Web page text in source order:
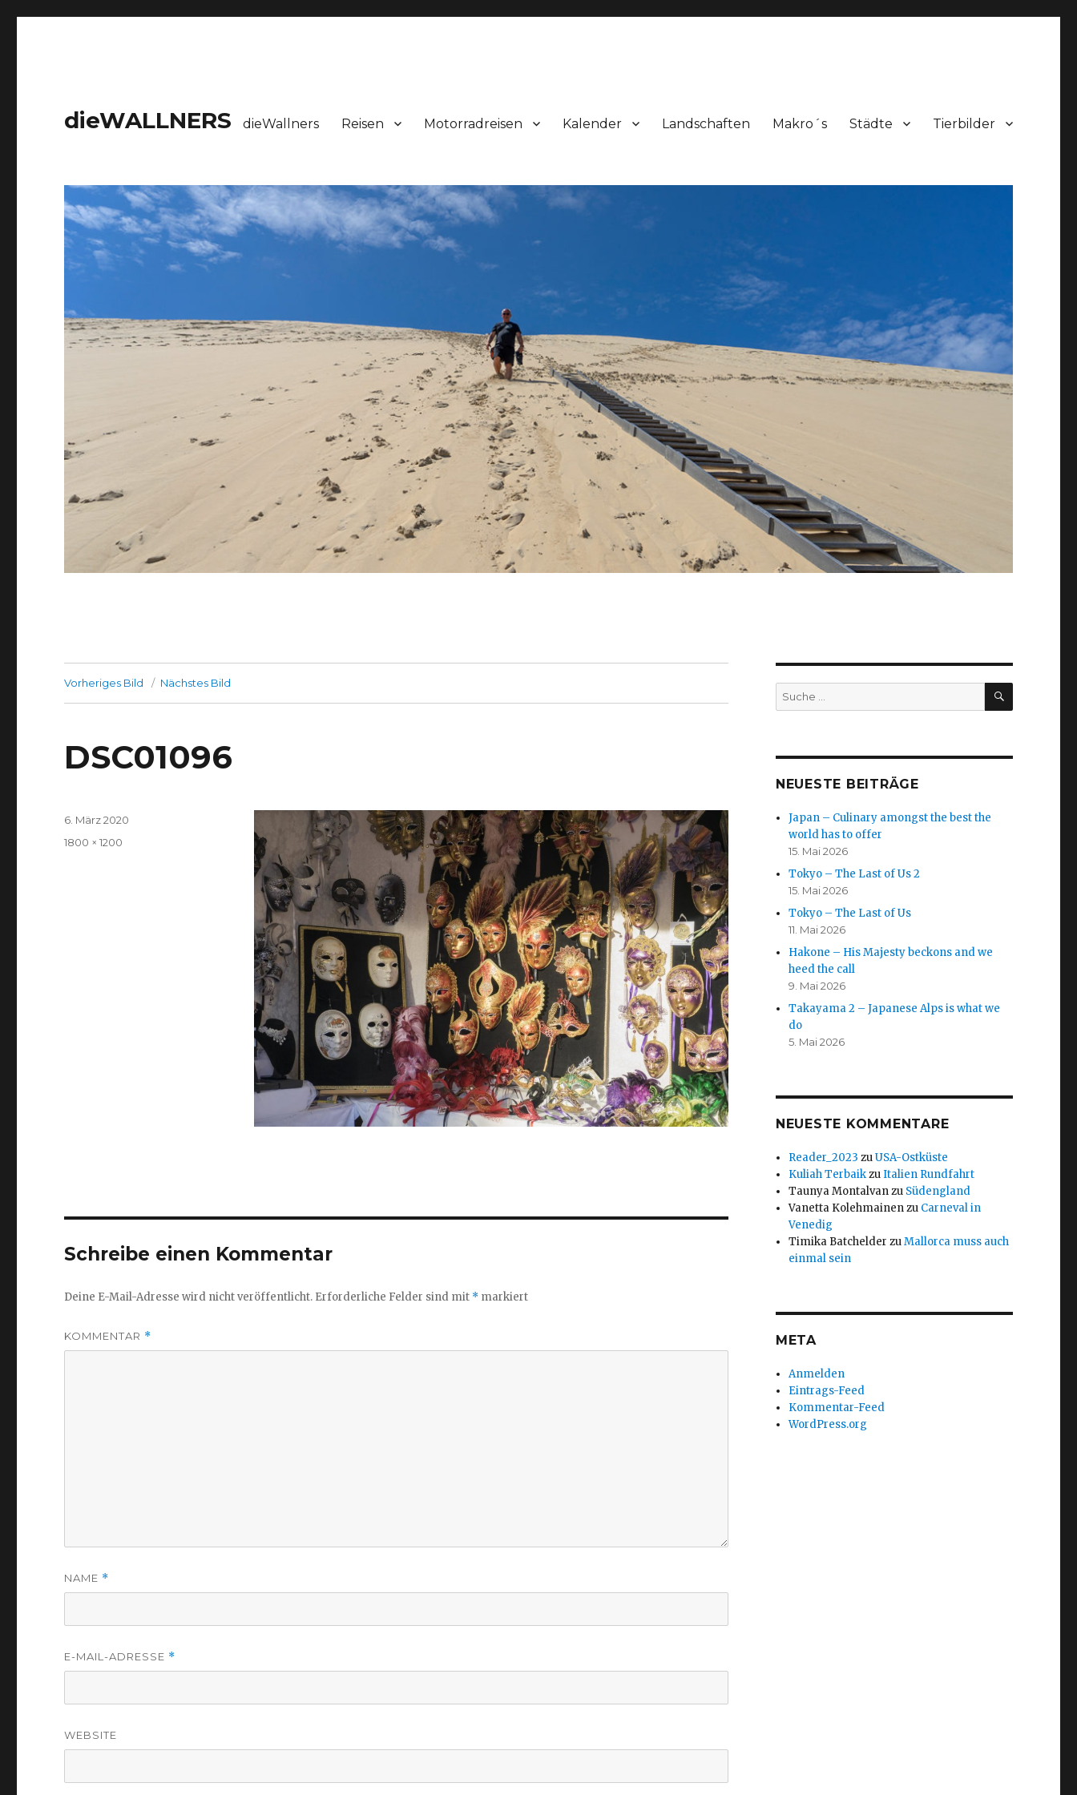
dieWALLNERS dieWallners Reisen Motorradreisen Kalender Landschaften Makro´s Städte Tierbilder
Vorheriges Bild Nächstes Bild
DSC01096
Veröffentlicht
am
6. März 2020
Volle
1800 × 1200
Schreibe einen Kommentar
Deine E-Mail-Adresse wird nicht veröffentlicht. Erforderliche Felder sind mit * markiert
KOMMENTAR *
NAME *
E-MAIL-ADRESSE *
WEBSITE
Suche
nach:
SUCHEN
NEUESTE BEITRÄGE
Japan – Culinary amongst the best the
world has to offer
15. Mai 2026
Tokyo – The Last of Us 2
15. Mai 2026
Tokyo – The Last of Us
11. Mai 2026
Hakone – His Majesty beckons and we
heed the call
9. Mai 2026
Takayama 2 – Japanese Alps is what we
do
5. Mai 2026
NEUESTE KOMMENTARE
Reader_2023 zuUSA-Ostküste
Kuliah TerbaikzuItalien Rundfahrt
Taunya Montalvanzu Südengland
Vanetta Kolehmainenzu Carneval in
Venedig
Timika Batchelder zuMallorca muss auch
einmal sein
META
Anmelden
Eintrags-Feed
Kommentar-Feed
WordPress.org